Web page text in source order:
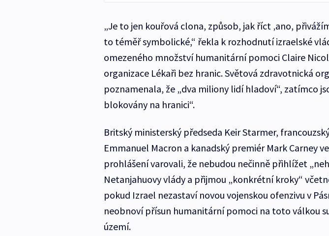
„Je to jen kouřová clona, způsob, jak říct ‚ano,
to téměř symbolické,“ řekla k rozhodnutí izraelské
omezeného množství humanitární pomoci Claire
organizace Lékaři bez hranic. Světová zdravotnická
poznamenala, že „dva miliony lidí hladoví“, zatímco
blokovány na hranici“.
Britský ministerský předseda Keir Starmer,
Emmanuel Macron a kanadský premiér Mark Carney
prohlášení varovali, že nebudou nečinně přihlížet
Netanjahuovy vlády a přijmou „konkrétní kroky“
pokud Izrael nezastaví novou vojenskou ofenzivu v
neobnoví přísun humanitární pomoci na toto válkou
území.